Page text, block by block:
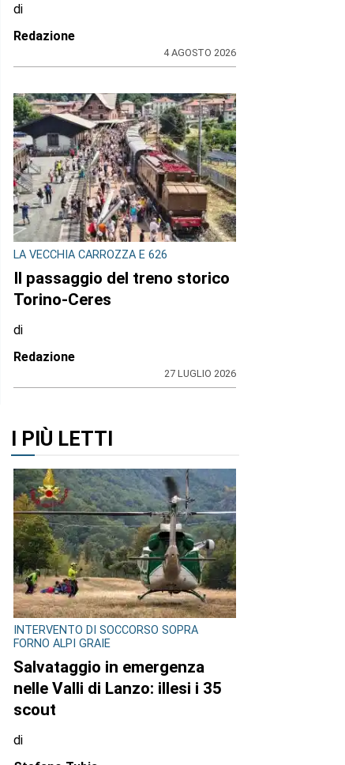
di
Redazione
4 AGOSTO 2026
LA VECCHIA CARROZZA E 626
Il passaggio del treno storico
Torino-Ceres
di
Redazione
27 LUGLIO 2026
I PIÙ LETTI
INTERVENTO DI SOCCORSO SOPRA
FORNO ALPI GRAIE
Salvataggio in emergenza
nelle Valli di Lanzo: illesi i 35
scout
di